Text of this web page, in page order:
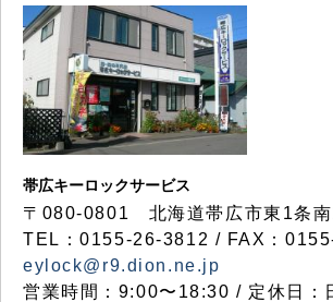
帯広キーロックサービス
〒080-0801 北海道帯広市東1条
TEL：0155-26-3812 / FAX：
eylock@r9.dion.ne.jp
営業時間：9:00〜18:30 / 定休日：